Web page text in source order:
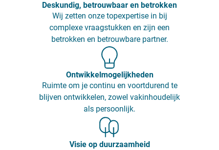
Deskundig, betrouwbaar en betrokken
Wij zetten onze topexpertise in bij
complexe vraagstukken en zijn een
betrokken en betrouwbare partner.
Ontwikkelmogelijkheden
Ruimte om je continu en voortdurend te
blijven ontwikkelen, zowel vakinhoudelijk
als persoonlijk.
Visie op duurzaamheid